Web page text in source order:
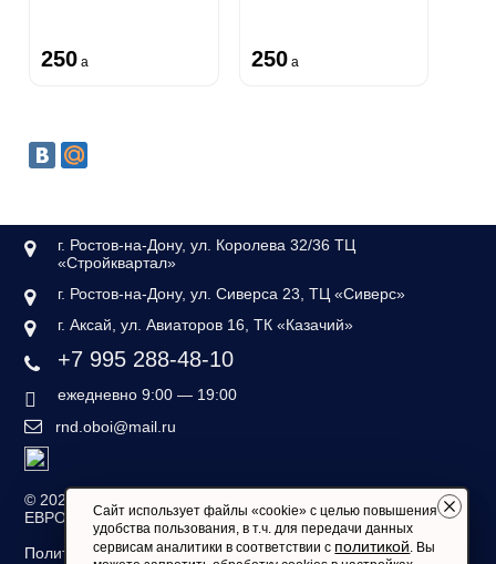
250 a 250 a
г. Ростов-на-Дону, ул. Королева 32/36 ТЦ
«Стройквартал»
г. Ростов-на-Дону, ул. Сиверса 23, ТЦ «Сиверс»
г. Аксай, ул. Авиаторов 16, ТК «Казачий»
+7 995 288-48-10
ежедневно 9:00 — 19:00
rnd.oboi@mail.ru
© 2026 — «Дом обоев
ЕВРОСТИЛЬ»
Политика конфиденциальности
Сайт использует файлы «cookie» с целью повышения
удобства пользования, в т.ч. для передачи данных
сервисам аналитики в соответствии с политикой. Вы